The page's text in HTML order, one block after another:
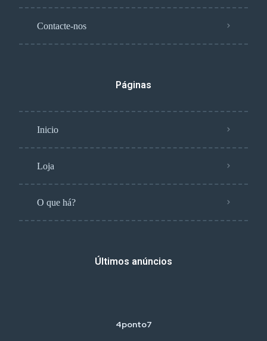
Contacte-nos
Páginas
Inicio
Loja
O que há?
Últimos anúncios
4ponto7